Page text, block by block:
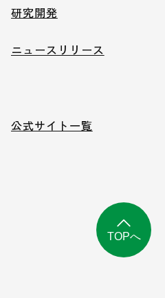
研究開発
ニュースリリース
公式サイト一覧
TOPへ